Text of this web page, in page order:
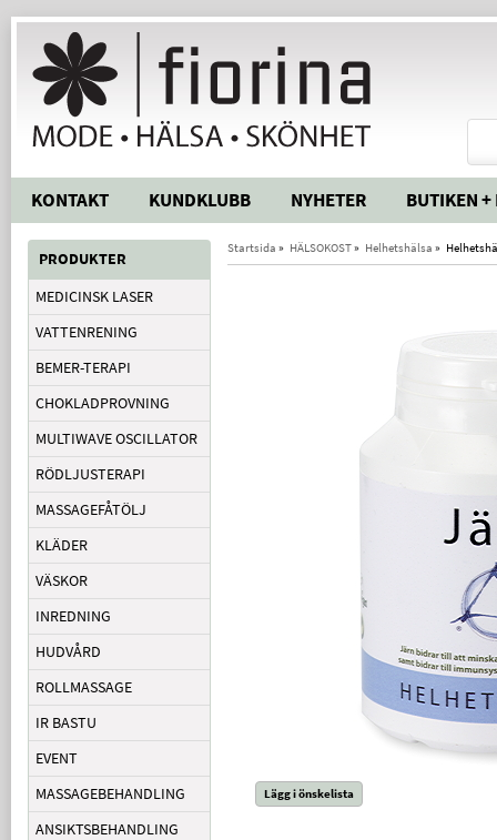
KONTAKT KUNDKLUBB NYHETER BUTIKEN +
PRODUKTER
MEDICINSK LASER
VATTENRENING
BEMER-TERAPI
CHOKLADPROVNING
MULTIWAVE OSCILLATOR
RÖDLJUSTERAPI
MASSAGEFÅTÖLJ
KLÄDER
VÄSKOR
INREDNING
HUDVÅRD
ROLLMASSAGE
IR BASTU
EVENT
MASSAGEBEHANDLING
ANSIKTSBEHANDLING
Startsida » HÄLSOKOST» Helhetshälsa »
Lägg i önskelista